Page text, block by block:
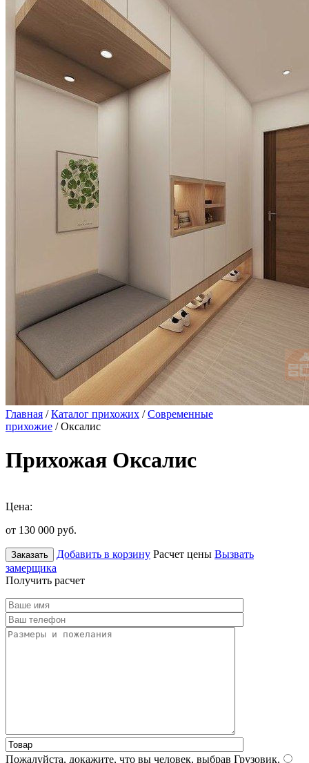
Главная /Каталог прихожих /Современные
прихожие / Оксалис
Прихожая Оксалис
Цена:
от 130 000 руб.
Заказать Добавить в корзину Расчет цены Вызвать
замерщика
Получить расчет
Пожалуйста, докажите, что вы человек, выбрав Грузовик.